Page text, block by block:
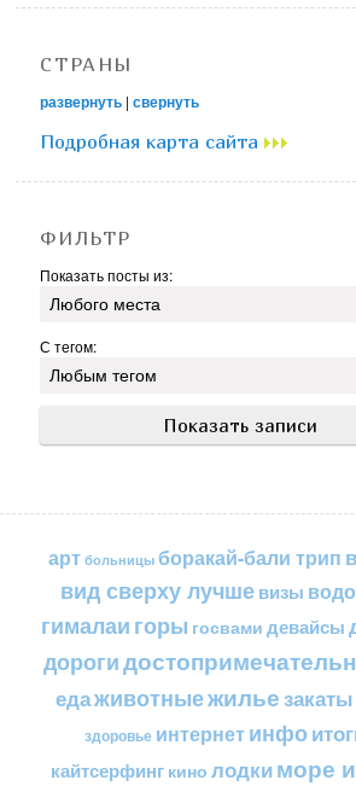
СТРАНЫ
развернуть |свернуть
Подробная карта сайта
ФИЛЬТР
Показать посты из:
С тегом:
арт больницы боракай-бали трип
вид сверху лучшевизы
гималаи горы госвами девайсы
дороги
едаживотныежильезакаты
здоровье интернетинфо
кайтсерфинг кино лодкиморе